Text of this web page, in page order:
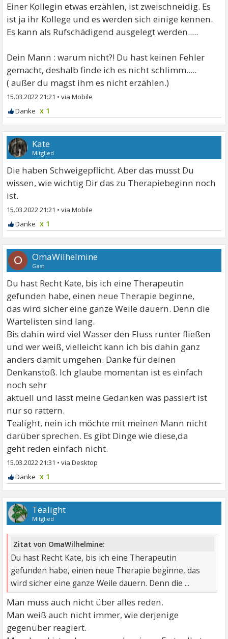
Einer Kollegin etwas erzählen, ist zweischneidig. Es
ist ja ihr Kollege und es werden sich einige kennen.
Es kann als Rufschädigend ausgelegt werden.....
Dein Mann : warum nicht?! Du hast keinen Fehler
gemacht, deshalb finde ich es nicht schlimm.....
( außer du magst ihm es nicht erzählen.)
15.03.2022 21:21 •
x 1
Kate
Mitglied
Die haben Schweigepflicht. Aber das musst Du
wissen, wie wichtig Dir das zu Therapiebeginn noch
ist.
15.03.2022 21:21 •
x 1
O OmaWilhelmine
Gast
Du hast Recht Kate, bis ich eine Therapeutin
gefunden habe, einen neue Therapie beginne,
das wird sicher eine ganze Weile dauern. Denn die
Wartelisten sind lang.
Bis dahin wird viel Wasser den Fluss runter fließen
und wer weiß, vielleicht kann ich bis dahin ganz
anders damit umgehen. Danke für deinen
Denkanstoß. Ich glaube momentan ist es einfach
noch sehr
aktuell und lässt meine Gedanken was passiert ist
nur so rattern.
Tealight, nein ich möchte mit meinen Mann nicht
darüber sprechen. Es gibt Dinge wie diese,da
geht reden einfach nicht.
15.03.2022 21:31 •
x 1
Tealight
Mitglied
Zitat von OmaWilhelmine:
Du hast Recht Kate, bis ich eine Therapeutin
gefunden habe, einen neue Therapie beginne, das
wird sicher eine ganze Weile dauern. Denn die ...
Man muss auch nicht über alles reden.
Man weiß auch nicht immer, wie derjenige
gegenüber reagiert.